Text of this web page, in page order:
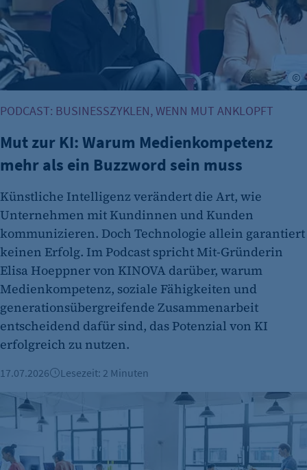
PODCAST: BUSINESSZYKLEN, WENN MUT ANKLOPFT
Mut zur KI: Warum Medienkompetenz
mehr als ein Buzzword sein muss
Künstliche Intelligenz verändert die Art, wie
Unternehmen mit Kundinnen und Kunden
kommunizieren. Doch Technologie allein garantiert
keinen Erfolg. Im Podcast spricht Mit-Gründerin
Elisa Hoeppner von KINOVA darüber, warum
Medienkompetenz, soziale Fähigkeiten und
generationsübergreifende Zusammenarbeit
entscheidend dafür sind, das Potenzial von KI
erfolgreich zu nutzen.
17.07.2026 Lesezeit: 2 Minuten
E-Rechnung: Was Unternehmen jetzt wissen und prüfen